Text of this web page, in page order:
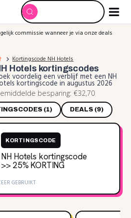
commissie wanneer je via onze deals
Kortingscode NH Hotels
Hotels kortingscodes
voordelig een verblijf met een NH
kortingscode in augustus 2026
besparing: €32,70
(1) DEALS (9)
KORTINGSCODE
NH Hotels kortingscode
>> 25‌% KORTING
GEBRUIKT